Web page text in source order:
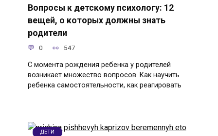
Вопросы к детскому психологу: 12
вещей, о которых должны знать
родители
0 547
С момента рождения ребенка у родителей
возникает множество вопросов. Как научить
ребенка самостоятельности, как реагировать
ДЕТИ